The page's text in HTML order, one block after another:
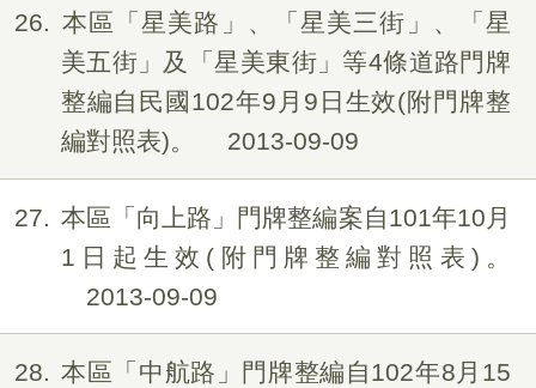
26
本區「星美路」、「星美三街」、「星
美五街」及「星美東街」等4條道路門牌
整編自民國102年9月9日生效(附門牌整
編對照表)。
2013-09-09
27
本區「向上路」門牌整編案自101年10月
1日起生效(附門牌整編對照表)。
2013-09-09
28
本區「中航路」門牌整編自102年8月15